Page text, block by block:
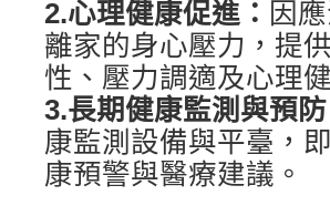
2.心理健康促進： 因
離家的身心壓力，提
性、壓力調適及心理
3.長期健康監測與預防
康監測設備與平臺，
康預警與醫療建議。